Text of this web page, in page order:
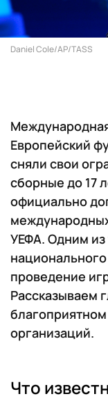
Daniel Cole/AP/TASS
Европейский
сняли свои
сборные до 17
официально
УЕФА. Одним из
проведение
Рассказываем
организаций.
Что